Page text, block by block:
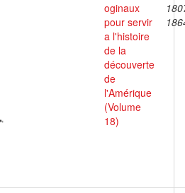
oginaux
pour servir
a l'histoire
de la
découverte
de
l'Amérique
(Volume
18)